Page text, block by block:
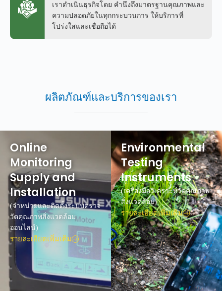
เราดำเนินธุรกิจโดย คำนึงถึงมาตรฐานคุณภาพและ
ความปลอดภัยในทุกกระบวนการ ให้บริการที่
โปร่งใสและเชื่อถือได้
ผลิตภัณฑ์และบริการของเรา
Online
Monitoring
Supply and
Installation
(จำหน่ายและติดตั้งระบบตรวจ
วัดคุณภาพสิ่งแวดล้อม
ออนไลน์)
รายละเอียดเพิ่มเติม
Environmental
Testing
Instruments
(เครื่องมือวิเคราะห์วัดคุณภาพ
สิ่งแวดล้อม)
รายละเอียดเพิ่มเติม